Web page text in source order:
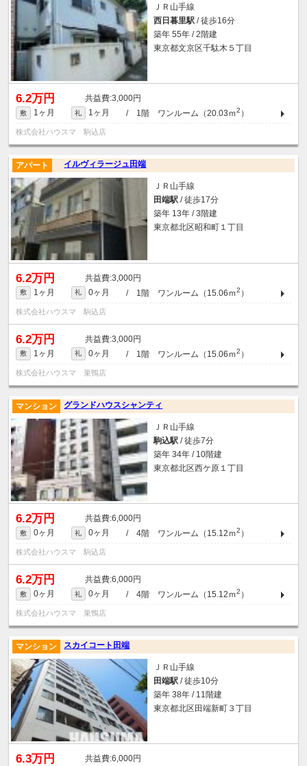
ＪＲ山手線
西日暮里駅 / 徒歩16分
築年 55年 / 2階建
東京都文京区千駄木５丁目
6.2万円 3,000円
敷 1ヶ月 礼 1ヶ月 / 1階 ワンルーム（20.03ｍ2 ）
株式会社ハウスマ 駒込店
イルヴィラージュ田端
アパート
ＪＲ山手線
田端駅 / 徒歩17分
築年 13年 / 3階建
東京都北区昭和町１丁目
6.2万円 3,000円
敷 1ヶ月 礼 0ヶ月 / 1階 ワンルーム（15.06ｍ2 ）
株式会社ハウスマ 駒込店
6.2万円 3,000円
敷 1ヶ月 礼 0ヶ月 / 1階 ワンルーム（15.06ｍ2 ）
株式会社ハウスマ 巣鴨店
グランドハウスシャンティ
マンション
ＪＲ山手線
駒込駅 / 徒歩7分
築年 34年 / 10階建
東京都北区西ケ原１丁目
6.2万円 6,000円
敷 0ヶ月 礼 0ヶ月 / 4階 ワンルーム（15.12ｍ2 ）
株式会社ハウスマ 駒込店
6.2万円 6,000円
敷 0ヶ月 礼 0ヶ月 / 4階 ワンルーム（15.12ｍ2 ）
株式会社ハウスマ 巣鴨店
スカイコート田端
マンション
ＪＲ山手線
田端駅 / 徒歩10分
築年 38年 / 11階建
東京都北区田端新町３丁目
6.3万円 6,000円